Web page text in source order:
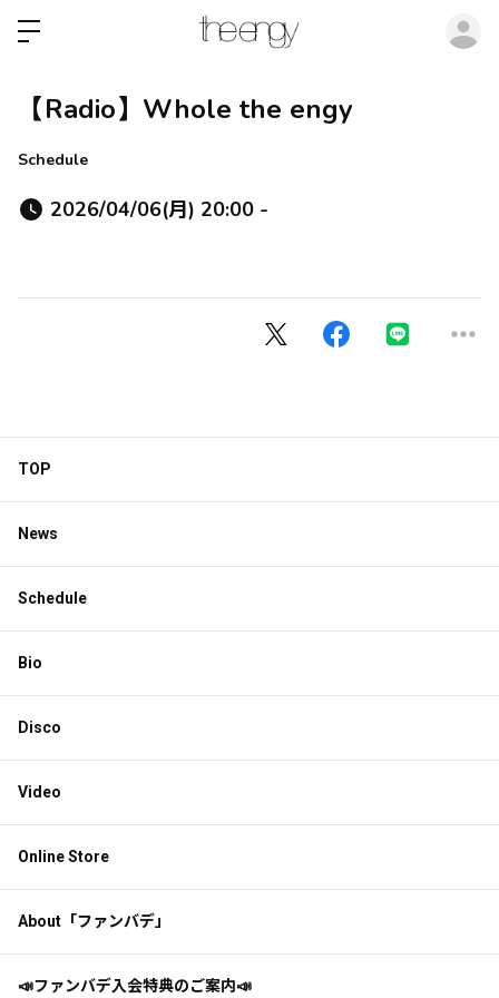
【Radio】Whole the engy
Schedule
2026/04/06(月) 20:00 -
TOP
News
Schedule
Bio
Disco
Video
Online Store
About「ファンバデ」
📣ファンバデ入会特典のご案内📣